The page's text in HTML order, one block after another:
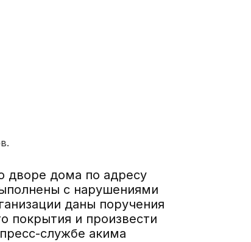
дворе дома по адресу
с нарушениями
даны поручения
покрытия и произвести
службе акима